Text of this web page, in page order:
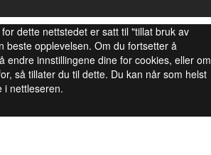
dette nettstedet er satt til "tillat bruk av
beste opplevelsen. Om du fortsetter å
endre innstillingene dine for cookies, eller om
så tillater du til dette. Du kan når som helst
i nettleseren.